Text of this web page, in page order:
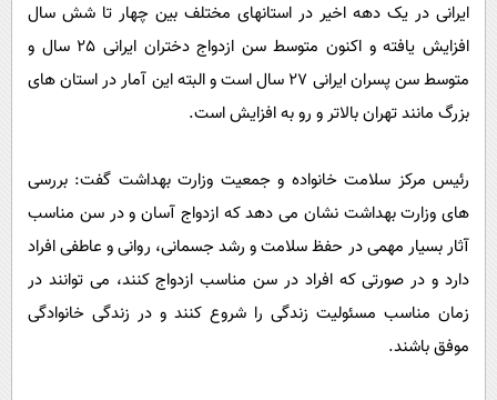
بین الملل
اجتماعی
حیات وحش
ایرانی در یک دهه اخیر در استانهای مختلف بین چهار تا شش سال
افزایش یافته و اکنون متوسط سن ازدواج دختران ایرانی 25 سال و
متوسط سن پسران ایرانی 27 سال است و البته این آمار در استان های
بزرگ مانند تهران بالاتر و رو به افزایش است.
رئیس مرکز سلامت خانواده و جمعیت وزارت بهداشت گفت: بررسی
های وزارت بهداشت نشان می دهد که ازدواج آسان و در سن مناسب
آثار بسیار مهمی در حفظ سلامت و رشد جسمانی، روانی و عاطفی افراد
دارد و در صورتی که افراد در سن مناسب ازدواج کنند، می توانند در
زمان مناسب مسئولیت زندگی را شروع کنند و در زندگی خانوادگی
موفق باشند.